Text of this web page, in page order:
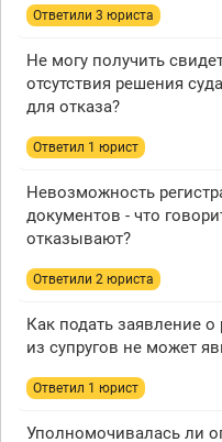
Ответили 3 юристa
Не могу получить
отсутствия решения
для отказа?
Ответил 1 юрист
Невозможность
документов - что
отказывают?
Ответили 2 юристa
Как подать заявление
из супругов не может
Ответил 1 юрист
Уполномочивалась ли